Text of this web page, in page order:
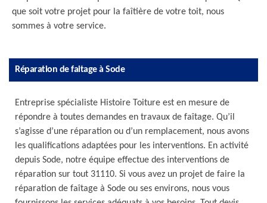
que soit votre projet pour la faîtière de votre toit, nous
sommes à votre service.
Réparation de faitage à Sode
Entreprise spécialiste Histoire Toiture est en mesure de
répondre à toutes demandes en travaux de faîtage. Qu’il
s’agisse d’une réparation ou d’un remplacement, nous avons
les qualifications adaptées pour les interventions. En activité
depuis Sode, notre équipe effectue des interventions de
réparation sur tout 31110. Si vous avez un projet de faire la
réparation de faîtage à Sode ou ses environs, nous vous